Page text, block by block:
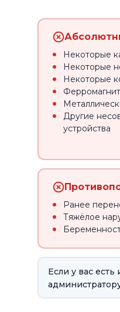
Некоторые
Некоторые
Некоторые
Другие
устройства
Ранее
Тяжёлое
Если у вас